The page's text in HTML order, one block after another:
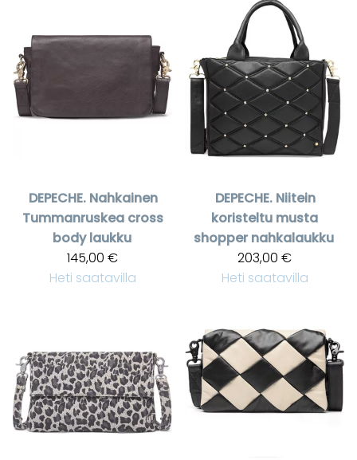
DEPECHE. Nahkainen
Tummanruskea cross
body laukku
145,00 €
Heti saatavilla
DEPECHE. Niitein
koristeltu musta
shopper nahkalaukku
203,00 €
Heti saatavilla